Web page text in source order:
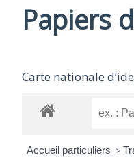
Papiers
Carte nationale
Accueil particuliers >